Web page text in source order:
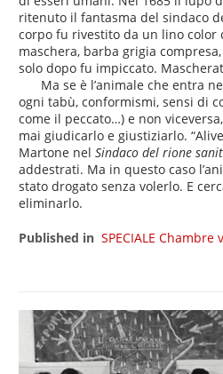
ritenuto il fantasma del sindaco
corpo fu rivestito da un lino color
maschera, barba grigia
solo dopo fu impiccato.
Ma se è l’animale che entra
ogni tabù, conformismi, sensi di
come il peccato…) e non
mai giudicarlo e giustiziarlo.
Martone nelSindaco del rione
addestrati. Ma in questo caso
stato drogato senza volerlo. E
eliminarlo.
Published in SPECIALE Chambre